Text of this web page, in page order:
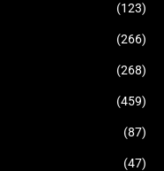
(123)
(266)
(268)
(459)
(87)
(47)